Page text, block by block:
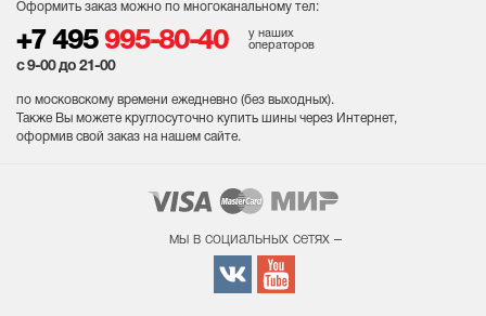
Оформить заказ можно по многоканальному тел:
+7 495 995-80-40
у наших
операторов
с 9-00 до 21-00
по московскому времени ежедневно (без выходных).
Также Вы можете круглосуточно купить шины через Интернет,
оформив свой заказ на нашем сайте.
мы в социальных сетях –